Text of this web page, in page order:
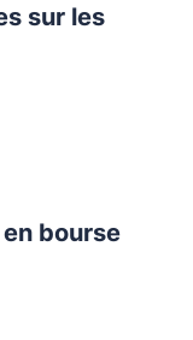
sur les
bourse